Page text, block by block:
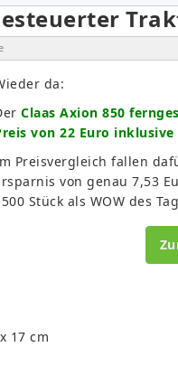
da:
Claas Axion 850
von 22 Euro inklusive
Preisvergleich fallen
von genau 7,53
Stück als WOW des
17 cm